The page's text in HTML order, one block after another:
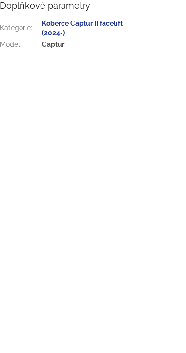
Doplňkové parametry
Kategorie:
Koberce Captur II facelift
(2024-)
Model : Captur